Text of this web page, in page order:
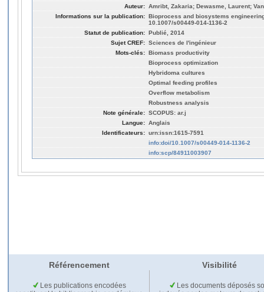
Auteur: Amribt, Zakaria; Dewasme, Laurent;
Informations sur la publication: Bioprocess and biosystems
10.1007/s00449-014-1136-2
Statut de publication: Publié, 2014
Sujet CREF: Sciences de l'ingénieur
Mots-clés: Biomass productivity
Bioprocess optimization
Hybridoma cultures
Optimal feeding profiles
Overflow metabolism
Robustness analysis
Note générale: SCOPUS: ar.j
Langue: Anglais
Identificateurs: urn:issn:1615-7591
info:doi/10.1007/s00449-014-1136-2
info:scp/84911003907
Référencement Visibilité
Les publications encodées
Les documents déposés